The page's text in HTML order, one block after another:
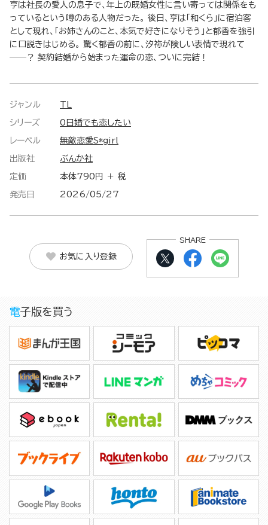
亨は社長の愛人の息子で、年上の既婚女性に言い寄っては関係をも
っているという噂のある人物だった。 後日、亨は「和くら」に宿泊客
として現れ、「お姉さんのこと、本気で好きになりそう」と郁香を強引
に口説きはじめる。 驚く郁香の前に、汐祢が険しい表情で現れて
――？ 契約結婚から始まった運命の恋、ついに完結！
ジャンル
シリーズ 0日婚でも恋したい
レーベル 無敵恋愛S*girl
出版社 ぶんか社
定価 本体790円 ＋ 税
発売日 2026/05/27
お気に入り登録
SHARE
電子版を買う